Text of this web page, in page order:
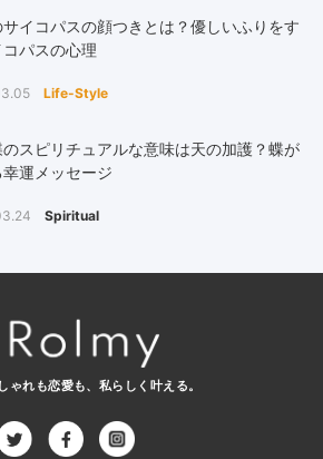
イコパスの顔つきとは？優しいふりをす
パスの心理
Life-Style
のスピリチュアルな意味は天の加護？蝶が
運メッセージ
Spiritual
ゃれも恋愛も、 私らしく叶える。